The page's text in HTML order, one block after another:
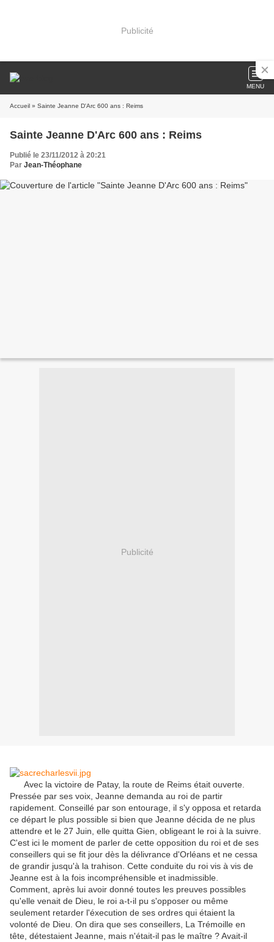
Publicité
MENU
Accueil » Sainte Jeanne D'Arc 600 ans : Reims
Sainte Jeanne D'Arc 600 ans : Reims
Publié le 23/11/2012 à 20:21
Par Jean-Théophane
Publicité
Avec la victoire de Patay, la route de Reims était ouverte.
Pressée par ses voix, Jeanne demanda au roi de partir
rapidement. Conseillé par son entourage, il s'y opposa et retarda
ce départ le plus possible si bien que Jeanne décida de ne plus
attendre et le 27 Juin, elle quitta Gien, obligeant le roi à la suivre.
C'est ici le moment de parler de cette opposition du roi et de ses
conseillers qui se fit jour dès la délivrance d'Orléans et ne cessa
de grandir jusqu'à la trahison. Cette conduite du roi vis à vis de
Jeanne est à la fois incompréhensible et inadmissible.
Comment, après lui avoir donné toutes les preuves possibles
qu'elle venait de Dieu, le roi a-t-il pu s'opposer ou même
seulement retarder l'éxecution de ses ordres qui étaient la
volonté de Dieu. On dira que ses conseillers, La Trémoille en
tête, détestaient Jeanne, mais n'était-il pas le maître ? Avait-il